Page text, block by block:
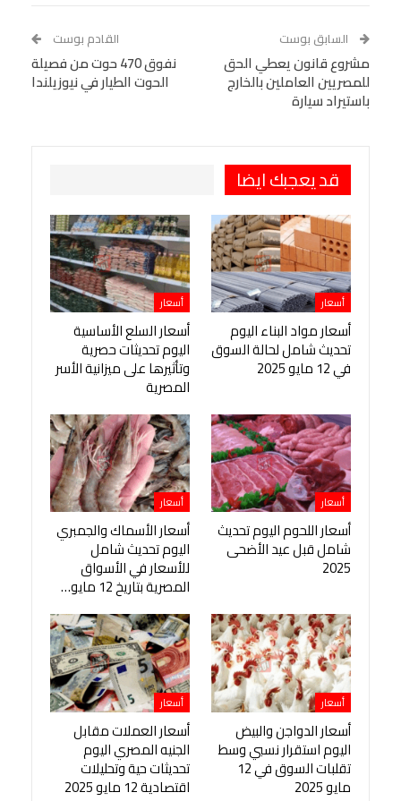
Tumblr
البريد الإلكتروني
StumbleUpon
VK
Digg
LINE
BlackBerry
Viber
السابق بوست
مشروع قانون يعطي الحق
للمصريين العاملين بالخارج
باستيراد سيارة
القادم بوست
نفوق 470 حوت من فصيلة
الحوت الطيار في نيوزيلندا
قد يعجبك ايضا
أسعار
أسعار مواد البناء اليوم
تحديث شامل لحالة السوق
في 12 مايو 2025
أسعار
أسعار السلع الأساسية
اليوم تحديثات حصرية
وتأثيرها على ميزانية الأسر
المصرية
أسعار
أسعار اللحوم اليوم تحديث
شامل قبل عيد الأضحى
2025
أسعار
أسعار الأسماك والجمبري
اليوم تحديث شامل
للأسعار في الأسواق
المصرية بتاريخ 12 مايو…
أسعار
أسعار الدواجن والبيض
اليوم استقرار نسبي وسط
تقلبات السوق في 12
مايو 2025
أسعار
أسعار العملات مقابل
الجنيه المصري اليوم
تحديثات حية وتحليلات
اقتصادية 12 مايو 2025